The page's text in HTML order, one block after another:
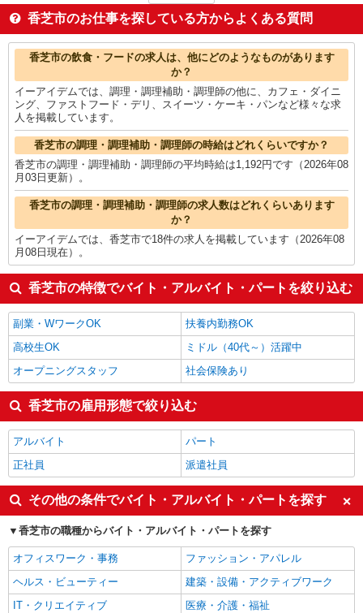
フォークリフト1,400円
レストラン・専門料理店
1,375円
金属加工1,340円
香芝市の他の職種の平均時給を見る
香芝市のお仕事を探している方からよくある質問
香芝市の飲食・フードの求人は、他にどのようなものがあります
か？
イーアイデムでは、調理・調理補助・調理師の他に、カフェ・ダイニ
ング、ファストフード・デリ、スイーツ・ケーキ・パンなど様々な求
人を掲載しています。
香芝市の調理・調理補助・調理師の時給はどれくらいですか？
香芝市の調理・調理補助・調理師の平均時給は1,192円です（2026年08
月03日更新）。
香芝市の調理・調理補助・調理師の求人数はどれくらいあります
か？
イーアイデムでは、香芝市で18件の求人を掲載しています（2026年08
月08日現在）。
香芝市の特徴でバイト・アルバイト・パートを絞り込む
副業・WワークOK
扶養内勤務OK
高校生OK
ミドル（40代～）活躍中
オープニングスタッフ
社会保険あり
香芝市の雇用形態で絞り込む
アルバイト
パート
正社員
派遣社員
その他の条件でバイト・アルバイト・パートを探す
香芝市の職種からバイト・アルバイト・パートを探す
オフィスワーク・事務
ファッション・アパレル
ヘルス・ビューティー
建築・設備・アクティブワーク
IT・クリエイティブ
医療・介護・福祉